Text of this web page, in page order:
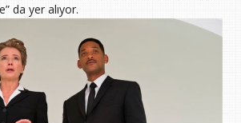
da yer alıyor.